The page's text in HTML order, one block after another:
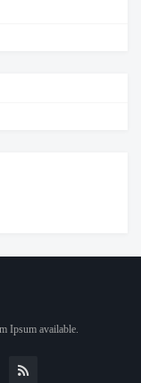
Ipsum available.